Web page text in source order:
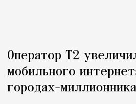
Оператор Т2
мобильного
городах-